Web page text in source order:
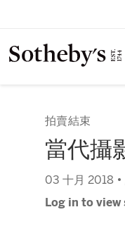
拍賣結束
當代攝
03 十月 2018 •
Log in to view